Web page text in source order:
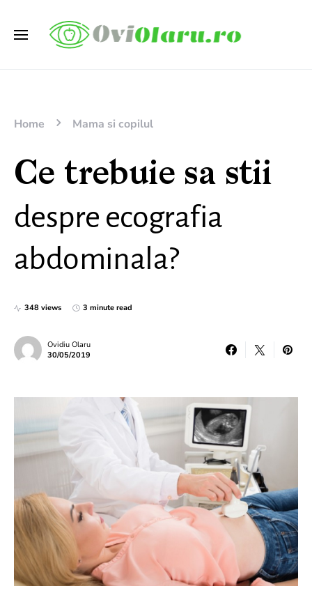
Home Mama si copilul
Ce trebuie sa stii
despre ecografia
abdominala?
348 views 3 minute read
Ovidiu Olaru
30/05/2019